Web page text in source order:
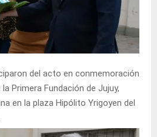
del acto en conmemoración
Primera Fundación de Jujuy,
en la plaza Hipólito Yrigoyen del